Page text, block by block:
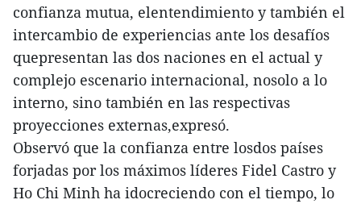
confianza mutua, elentendimiento y también el
intercambio de experiencias ante los desafíos
quepresentan las dos naciones en el actual y
complejo escenario internacional, nosolo a lo
interno, sino también en las respectivas
proyecciones externas,expresó.
Observó que la confianza entre losdos países
forjadas por los máximos líderes Fidel Castro y
Ho Chi Minh ha idocreciendo con el tiempo, lo